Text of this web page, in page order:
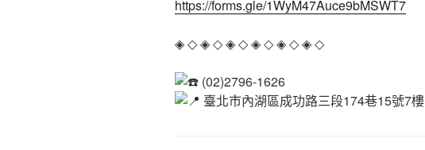
https://forms.gle/1WyM47Auce9bMSWT7
◈ ◇ ◈ ◇ ◈ ◇ ◈ ◇ ◈ ◇ ◈ ◇
(02)2796-1626
臺北市內湖區成功路三段174巷15號7樓